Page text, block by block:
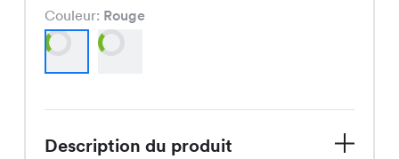
Couleur: Rouge
Description du produit